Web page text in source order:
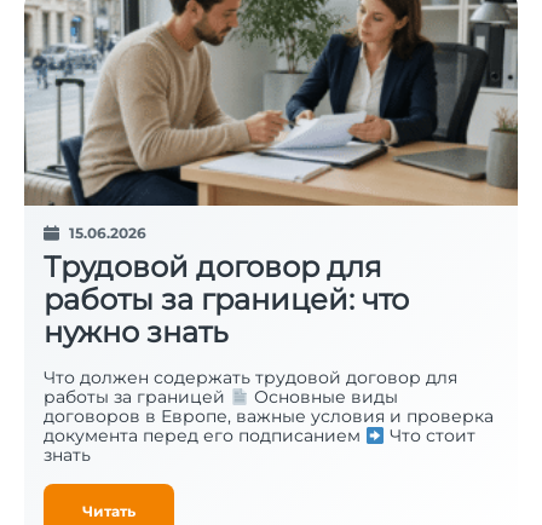
15.06.2026
Трудовой договор для
работы за границей: что
нужно знать
Что должен содержать трудовой договор для
работы за границей
Основные виды
договоров в Европе, важные условия и проверка
документа перед его подписанием
Что стоит
знать
Читать